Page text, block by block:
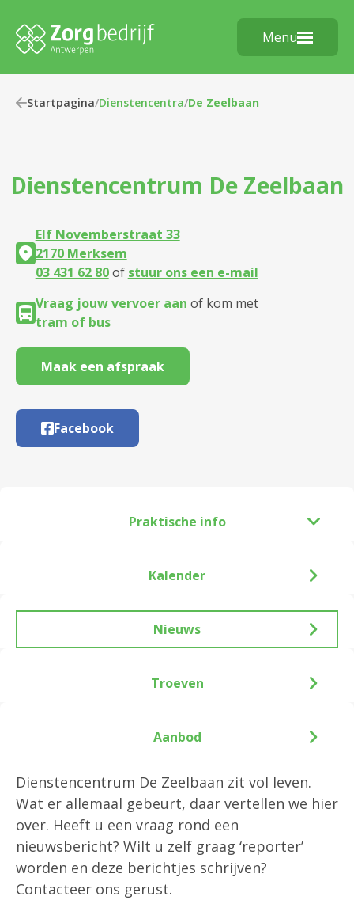
Menu
Startpagina/Dienstencentra/De Zeelbaan
Dienstencentrum De Zeelbaan
Elf Novemberstraat 33
2170 Merksem
03 431 62 80of stuur ons een e-mail
Vraag jouw vervoer aan of kom met
tram of bus
Maak een afspraak
Facebook
Praktische info
Kalender
Nieuws
Dienstencentrum De Zeelbaan zit vol leven.
Wat er allemaal gebeurt, daar vertellen we hier
over. Heeft u een vraag rond een
nieuwsbericht? Wilt u zelf graag ‘reporter’
worden en deze berichtjes schrijven?
Contacteer ons gerust.
Troeven
Aanbod